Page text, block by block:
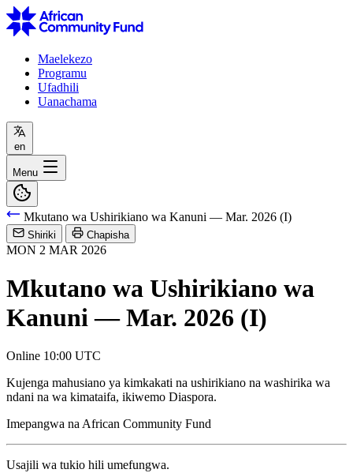
Maelekezo
Programu
Ufadhili
Uanachama
en
Menu
Mkutano wa Ushirikiano wa Kanuni — Mar. 2026 (I)
Shiriki Chapisha
MON 2 MAR 2026
Mkutano wa Ushirikiano wa
Kanuni — Mar. 2026 (I)
Online 10:00 UTC
Kujenga mahusiano ya kimkakati na ushirikiano na washirika wa
ndani na wa kimataifa, ikiwemo Diaspora.
Imepangwa naAfrican Community Fund
Usajili wa tukio hili umefungwa.